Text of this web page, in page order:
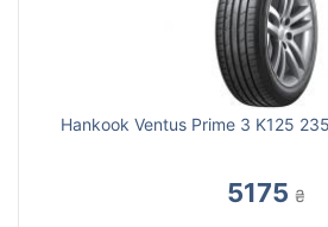
Hankook Ventus Prime 3 K125
5175 ₴